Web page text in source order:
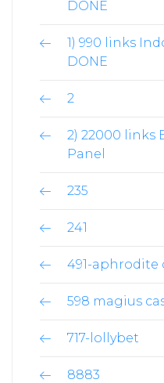
DONE
1) 990 links
DONE
2
2) 22000 links
Panel
235
241
491-aphrodite
598 magius
717-lollybet
8883